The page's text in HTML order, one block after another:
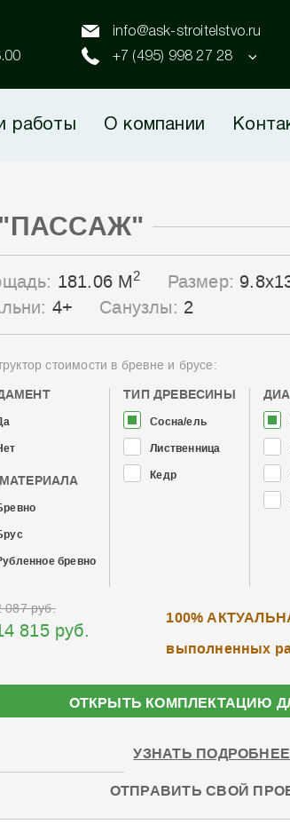
info@ask-stroitelstvo.ru
+7 (495) 998 27 28
работы О компании
"ПАССАЖ"
181.06 М2 Размер:
4+ Санузлы: 2
стоимости в бревне и брусе:
бревно
ТИП ДРЕВЕСИНЫ
Сосна/ель
Лиственница
Кедр
087 руб.
815 руб.
100%
выполненных
ОТКРЫТЬ КОМПЛЕКТАЦИЮ
УЗНАТЬ
ОТПРАВИТЬ СВОЙ